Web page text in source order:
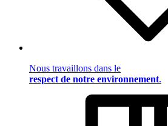
Nous travaillons dans le
respect de notre environnement.